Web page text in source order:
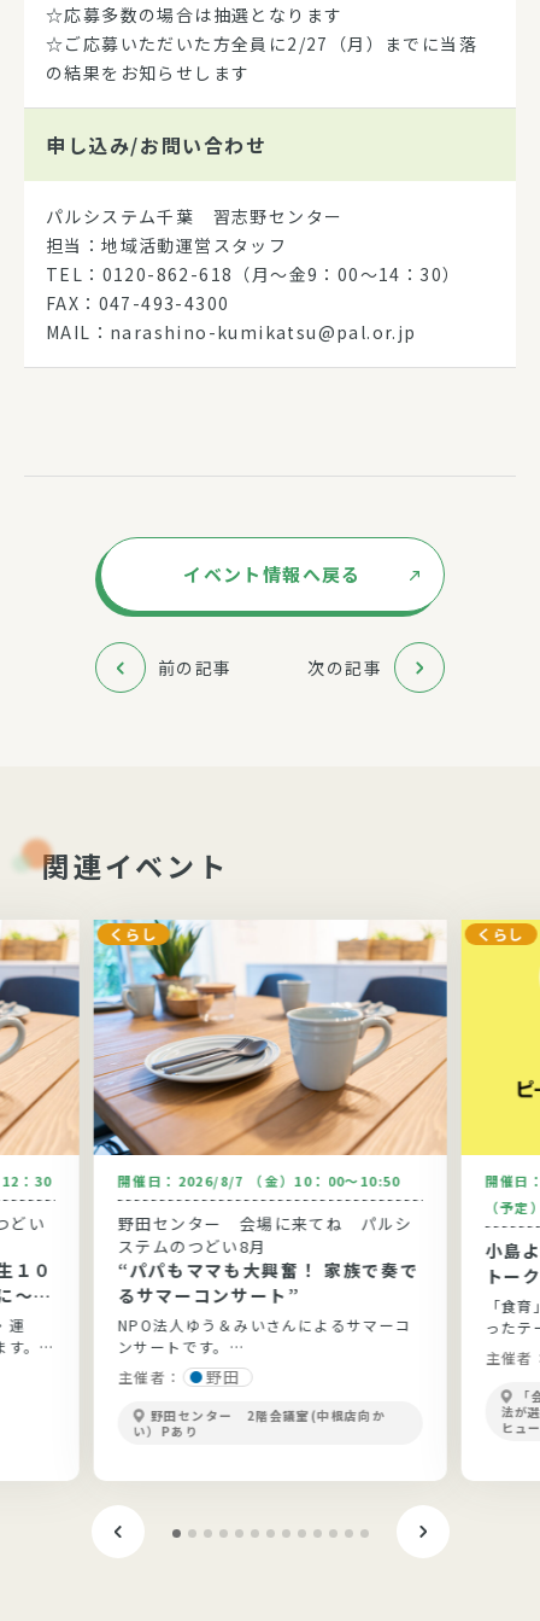
☆応募多数の場合は抽選となります
☆ご応募いただいた方全員に2/27（月）までに当落
の結果をお知らせします
申し込み/お問い合わせ
パルシステム千葉 習志野センター
担当：地域活動運営スタッフ
TEL：0120-862-618（月～金9：00～14：30）
FAX：047-493-4300
MAIL：narashino-kumikatsu@pal.or.jp
イベント情報へ戻る
前の記事 次の記事
関連イベント
：30
どい
１０
～健
践
運
す。
くらし
開催日： 2026/8/7 （金）10：00～10:50
野田センター 会場に来てね パルシ
ステムのつどい8月
“パパもママも大興奮！ 家族で奏で
るサマーコンサート”
NPO法人ゆう＆みいさんによるサマーコ
ンサートです。
主催者：
野田
野田センター 2階会議室(中根店向か
い）Pあり
くらし
開催日
（予定
小島
トー
「食
ったテ
開！
主催者
法が
ヒュ